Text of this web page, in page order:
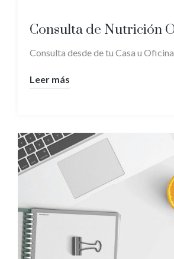
Consulta de Nutrición
Consulta desde de tu Casa u Oficina.
Leer más